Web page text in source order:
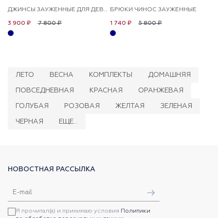
ДЖИНСЫ ЗАУЖЕННЫЕ ДЛЯ ДЕВОЧЕК
7 800 ₽
3 900 ₽
БРЮКИ ЧИНОС ЗАУЖЕННЫЕ
5 800 ₽
1 740 ₽
ЛЕТО ВЕСНА КОМПЛЕКТЫ ДОМАШНЯЯ
ПОВСЕДНЕВНАЯ КРАСНАЯ ОРАНЖЕВАЯ
ГОЛУБАЯ РОЗОВАЯ ЖЕЛТАЯ ЗЕЛЕНАЯ
ЧЕРНАЯ ЕЩЕ...
НОВОСТНАЯ РАССЫЛКА
Я прочитал(а) и принимаю условия
Политики